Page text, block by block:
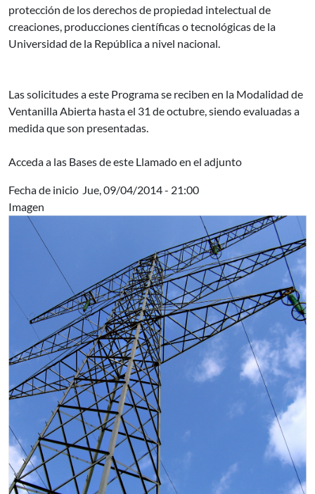
protección de los derechos de propiedad intelectual de
creaciones, producciones científicas o tecnológicas de la
Universidad de la República a nivel nacional.
Las solicitudes a este Programa se reciben en la Modalidad de
Ventanilla Abierta hasta el 31 de octubre, siendo evaluadas a
medida que son presentadas.
Acceda a las Bases de este Llamado en el adjunto
Fecha de inicio Jue, 09/04/2014 - 21:00
Imagen